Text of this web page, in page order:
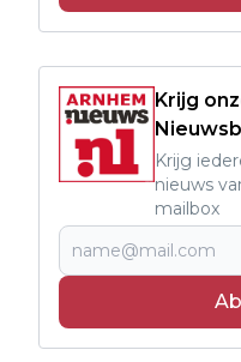
Krijg
Krijg
nieuws
mailbox